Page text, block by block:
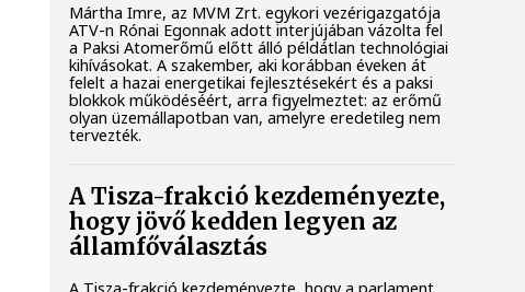
Mártha Imre, az MVM Zrt. egykori vezérigazgatója
ATV-n Rónai Egonnak adott interjújában vázolta fel
a Paksi Atomerőmű előtt álló példátlan technológiai
kihívásokat. A szakember, aki korábban éveken át
felelt a hazai energetikai fejlesztésekért és a paksi
blokkok működéséért, arra figyelmeztet: az erőmű
olyan üzemállapotban van, amelyre eredetileg nem
tervezték.
A Tisza-frakció kezdeményezte,
hogy jövő kedden legyen az
államfőválasztás